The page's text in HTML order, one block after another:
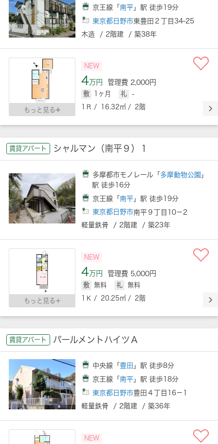
京王線「南平 」駅 徒歩19分
東京都日野市東豊田２丁目34-25
木造 / 2階建 / 築38年
もっと見る
NEW
4万円 管理費 2,000円
敷 1ヶ月 礼
-
1Ｒ / 16.32㎡ / 2階
賃貸アパート シャルマン（南平９）１
多摩都市モノレール「 多摩動物公園 」
駅 徒歩16分
京王線「南平 」駅 徒歩19分
東京都日野市南平９丁目10－2
軽量鉄骨 / 2階建 / 築23年
もっと見る
NEW
4万円 管理費 5,000円
敷 無料 礼
無料
1Ｋ / 20.25㎡ / 2階
賃貸アパート パールメントハイツＡ
中央線「 豊田 」駅 徒歩8分
京王線「南平 」駅 徒歩18分
東京都日野市豊田４丁目16－1
軽量鉄骨 / 2階建 / 築36年
NEW